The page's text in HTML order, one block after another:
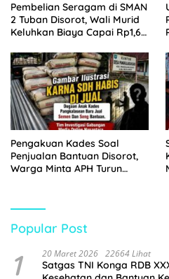
Pembelian Seragam di SMAN
2 Tuban Disorot, Wali Murid
Keluhkan Biaya Capai Rp1,6
Pengakuan Kades Soal
Penjualan Bantuan Disorot,
Warga Minta APH Turun
Popular Post
1 20 Maret 2026 22664 Lihat
Satgas TNI Konga RDB